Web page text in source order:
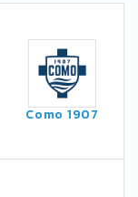
Como 1907